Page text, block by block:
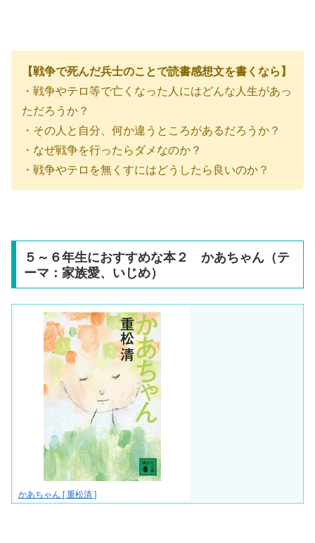
【戦争で死んだ兵士のことで読書感想文を書くなら】
・戦争やテロ等で亡くなった人にはどんな人生があっ
ただろうか？
・その人と自分、何か違うところがあるだろうか？
・なぜ戦争を行ったらダメなのか？
・戦争やテロを無くすにはどうしたら良いのか？
５～６年生におすすめな本２ かあちゃん（テ
ーマ：家族愛、いじめ）
かあちゃん [ 重松清 ]